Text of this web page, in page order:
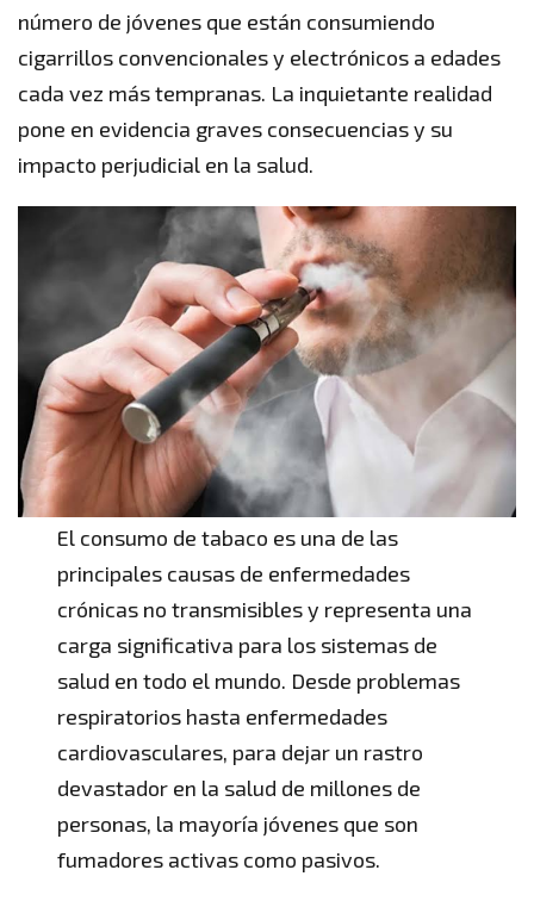
número de jóvenes que están consumiendo
cigarrillos convencionales y electrónicos a edades
cada vez más tempranas. La inquietante realidad
pone en evidencia graves consecuencias y su
impacto perjudicial en la salud.
El consumo de tabaco es una de las
principales causas de enfermedades
crónicas no transmisibles y representa una
carga significativa para los sistemas de
salud en todo el mundo. Desde problemas
respiratorios hasta enfermedades
cardiovasculares, para dejar un rastro
devastador en la salud de millones de
personas, la mayoría jóvenes que son
fumadores activas como pasivos.